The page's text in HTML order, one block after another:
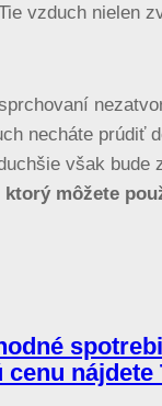
vzduch nielen
necháte prúdiť
však bude
môžete
cenu nájdete